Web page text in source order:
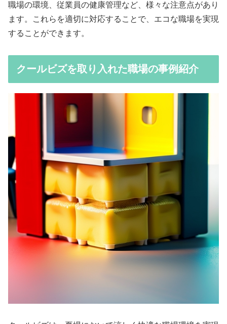
職場の環境、従業員の健康管理など、様々な注意点があり
ます。これらを適切に対応することで、エコな職場を実現
することができます。
クールビズを取り入れた職場の事例紹介